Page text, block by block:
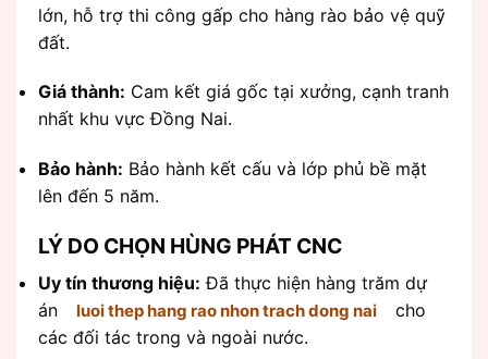
lớn, hỗ trợ thi công gấp cho hàng rào bảo vệ quỹ
đất.
Giá thành: Cam kết giá gốc tại xưởng, cạnh tranh
nhất khu vực Đồng Nai.
Bảo hành: Bảo hành kết cấu và lớp phủ bề mặt
lên đến 5 năm.
LÝ DO CHỌN HÙNG PHÁT CNC
Uy tín thương hiệu: Đã thực hiện hàng trăm dự
án
luoi thep hang rao nhon trach dong nai
cho
các đối tác trong và ngoài nước.